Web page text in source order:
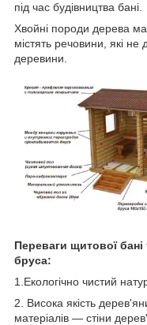
під час будівництва бані.
Хвойні породи дерева
містять речовини, які
деревини.
Переваги щитової бані
бруса:
1.Екологічно чистий
2. Висока якість
матеріалів — стіни